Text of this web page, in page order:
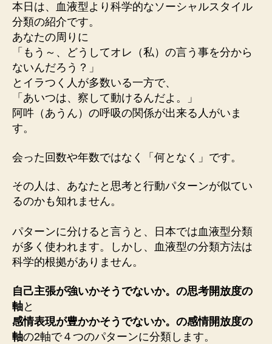
本日は、血液型より科学的なソーシャルスタイル
分類の紹介です。
あなたの周りに
「もう～、どうしてオレ（私）の言う事を分から
ないんだろう？」
とイラつく人が多数いる一方で、
「あいつは、察して動けるんだよ。」
阿吽（あうん）の呼吸の関係が出来る人がいま
す。
会った回数や年数ではなく「何となく」です。
その人は、あなたと思考と行動パターンが似てい
るのかも知れません。
パターンに分けると言うと、日本では血液型分類
が多く使われます。しかし、血液型の分類方法は
科学的根拠がありません。
自己主張が強いかそうでないか。の思考開放度の
軸と
感情表現が豊かかそうでないか。の感情開放度の
軸の2軸で４つのパターンに分類します。